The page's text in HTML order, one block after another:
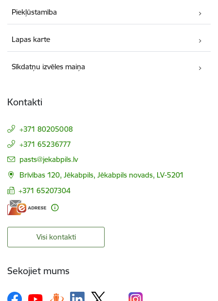
Piekļūstamība
Lapas karte
Sīkdatņu izvēles maiņa
Kontakti
+371 80205008
+371 65236777
E-pasts:
pasts@jekabpils.lv
Brīvības 120, Jēkabpils, Jēkabpils novads, LV-5201
+371 65207304
Visi kontakti
Sekojiet mums